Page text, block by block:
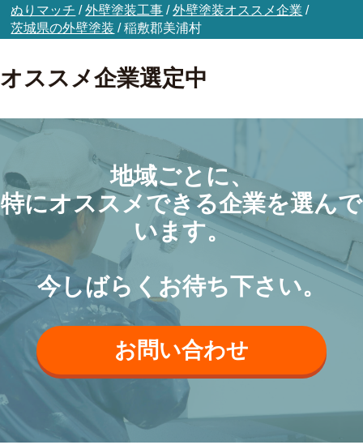
ぬりマッチ /外壁塗装工事 /外壁塗装オススメ企業 /
茨城県の外壁塗装 /稲敷郡美浦村
オススメ企業選定中
地域ごとに、
特にオススメできる企業を選んで
います。
今しばらくお待ち下さい。
お問い合わせ